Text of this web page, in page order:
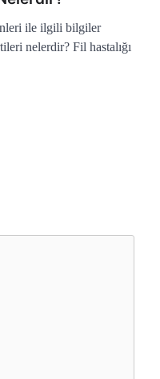
ile ilgili bilgiler
nelerdir? Fil hastalığı